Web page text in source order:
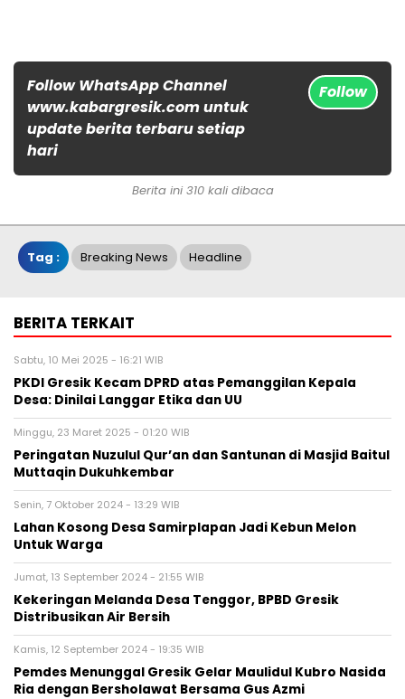
Follow WhatsApp Channel
www.kabargresik.com untuk
update berita terbaru setiap
hari
Follow
Berita ini 310 kali dibaca
Tag : Breaking News Headline
BERITA TERKAIT
Sabtu, 10 Mei 2025 - 16:21 WIB
PKDI Gresik Kecam DPRD atas Pemanggilan Kepala
Desa: Dinilai Langgar Etika dan UU
Minggu, 23 Maret 2025 - 01:20 WIB
Peringatan Nuzulul Qur’an dan Santunan di Masjid Baitul
Muttaqin Dukuhkembar
Senin, 7 Oktober 2024 - 13:29 WIB
Lahan Kosong Desa Samirplapan Jadi Kebun Melon
Untuk Warga
Jumat, 13 September 2024 - 21:55 WIB
Kekeringan Melanda Desa Tenggor, BPBD Gresik
Distribusikan Air Bersih
Kamis, 12 September 2024 - 19:35 WIB
Pemdes Menunggal Gresik Gelar Maulidul Kubro Nasida
Ria dengan Bersholawat Bersama Gus Azmi